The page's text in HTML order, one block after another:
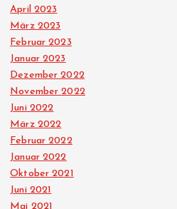
April 2023
März 2023
Februar 2023
Januar 2023
Dezember 2022
November 2022
Juni 2022
März 2022
Februar 2022
Januar 2022
Oktober 2021
Juni 2021
Mai 2021